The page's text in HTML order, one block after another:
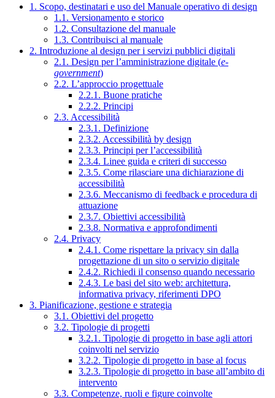
1. Scopo, destinatari e uso del Manuale operativo di design
1.1. Versionamento e storico
1.2. Consultazione del manuale
1.3. Contribuisci al manuale
2. Introduzione al design per i servizi pubblici digitali
2.1. Design per l’amministrazione digitale (e-
government)
2.2. L’approccio progettuale
2.2.1. Buone pratiche
2.2.2. Principi
2.3. Accessibilità
2.3.1. Definizione
2.3.2. Accessibilità by design
2.3.3. Principi per l’accessibilità
2.3.4. Linee guida e criteri di successo
2.3.5. Come rilasciare una dichiarazione di
accessibilità
2.3.6. Meccanismo di feedback e procedura di
attuazione
2.3.7. Obiettivi accessibilità
2.3.8. Normativa e approfondimenti
2.4. Privacy
2.4.1. Come rispettare la privacy sin dalla
progettazione di un sito o servizio digitale
2.4.2. Richiedi il consenso quando necessario
2.4.3. Le basi del sito web: architettura,
informativa privacy, riferimenti DPO
3. Pianificazione, gestione e strategia
3.1. Obiettivi del progetto
3.2. Tipologie di progetti
3.2.1. Tipologie di progetto in base agli attori
coinvolti nel servizio
3.2.2. Tipologie di progetto in base al focus
3.2.3. Tipologie di progetto in base all’ambito di
intervento
3.3. Competenze, ruoli e figure coinvolte